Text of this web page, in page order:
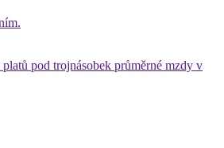
pod trojnásobek průměrné mzdy v